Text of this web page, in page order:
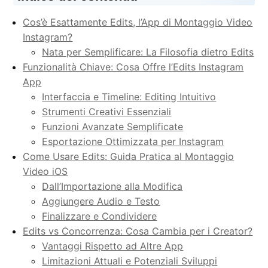
Cos’è Esattamente Edits, l’App di Montaggio Video
Instagram?
Nata per Semplificare: La Filosofia dietro Edits
Funzionalità Chiave: Cosa Offre l’Edits Instagram
App
Interfaccia e Timeline: Editing Intuitivo
Strumenti Creativi Essenziali
Funzioni Avanzate Semplificate
Esportazione Ottimizzata per Instagram
Come Usare Edits: Guida Pratica al Montaggio
Video iOS
Dall’Importazione alla Modifica
Aggiungere Audio e Testo
Finalizzare e Condividere
Edits vs Concorrenza: Cosa Cambia per i Creator?
Vantaggi Rispetto ad Altre App
Limitazioni Attuali e Potenziali Sviluppi